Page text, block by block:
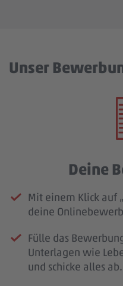
Unser
Deine
Mit einem Klick auf
deine
Fülle das
Unterlagen wie
und schicke alles